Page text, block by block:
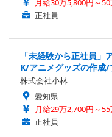
月給30万5,800円～
正社員
「未経験から正社員
K/アニメグッズの作成/
株式会社小林
愛知県
月給29万2,700円～
正社員